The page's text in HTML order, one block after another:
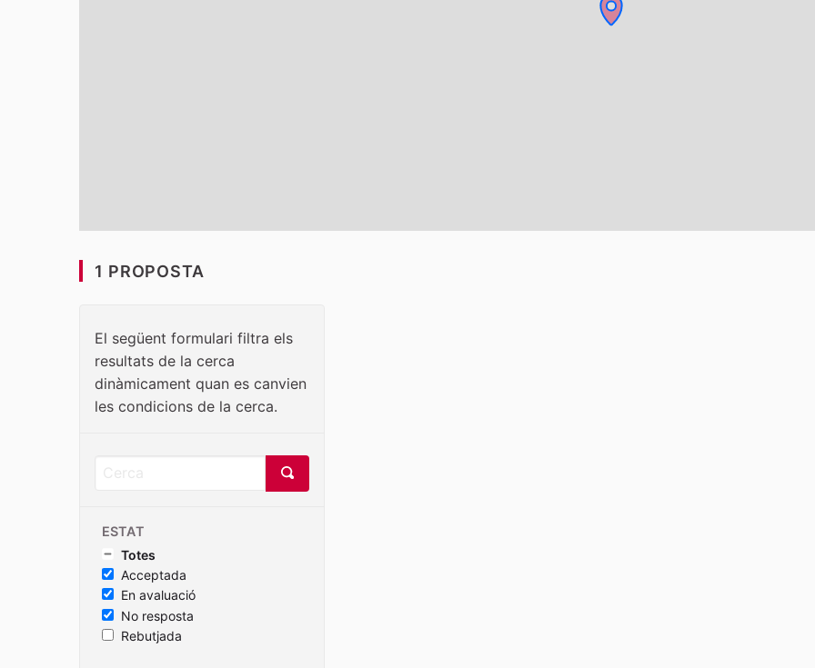
1 PROPOSTA
El següent formulari filtra els
resultats de la cerca
dinàmicament quan es canvien
les condicions de la cerca.
ESTAT
Totes
Acceptada
En avaluació
No resposta
Rebutjada